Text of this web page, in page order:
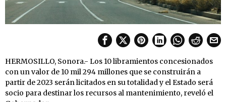
HERMOSILLO, Sonora.- Los 10 libramientos concesionados
con un valor de 10 mil 294 millones que se construirán a
partir de 2023 serán licitados en su totalidad y el Estado será
socio para destinar los recursos al mantenimiento, reveló el